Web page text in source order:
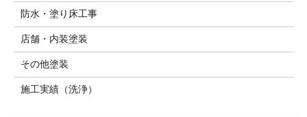
防水・塗り床工事
店舗・内装塗装
その他塗装
施工実績（洗浄）